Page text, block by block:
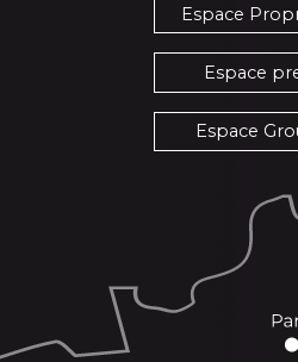
Espace
Espace
Espace